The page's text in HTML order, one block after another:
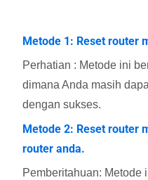
Metode 1: Reset router
Perhatian : Metode ini
dimana Anda masih
dengan sukses.
Metode 2: Reset router
router anda.
Pemberitahuan: Metode